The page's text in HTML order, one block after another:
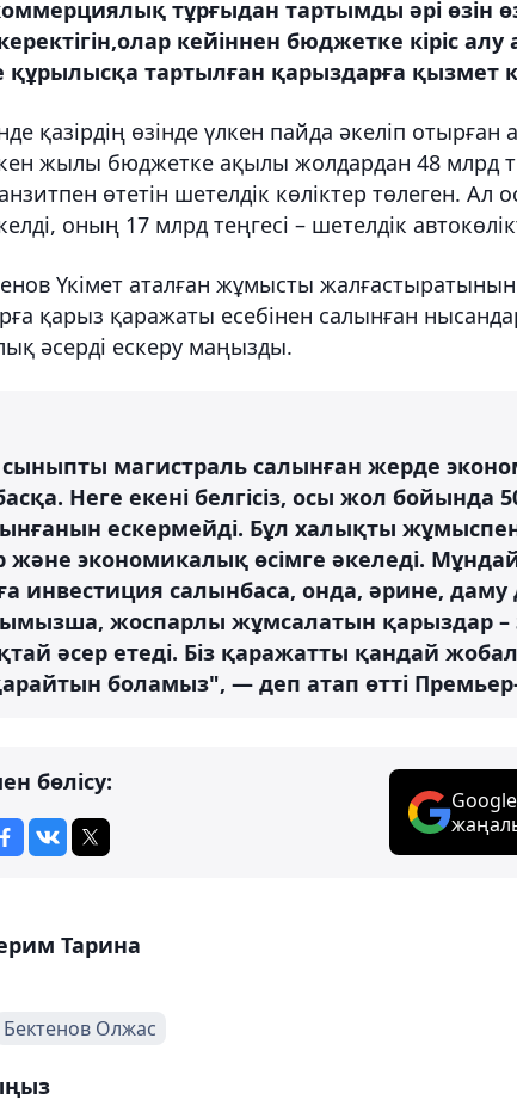
тұрғыдан тартымды әрі өзін
кейіннен бюджетке кіріс
құрылысқа тартылған қарыздарға қызмет
қазірдің өзінде үлкен пайда әкеліп
жылы бюджетке ақылы жолдардан 48 млрд
өтетін шетелдік көліктер төлеген.
оның 17 млрд теңгесі – шетелдік
Үкімет аталған жұмысты жалғастыратынын
қарыз қаражаты есебінен салынған
әсерді ескеру маңызды.
магистраль салынған жерде
Неге екені белгісіз, осы жол бойында
ескермейді. Бұл халықты
және экономикалық өсімге әкеледі.
инвестиция салынбаса, онда, әрине,
жоспарлы жұмсалатын қарыздар
әсер етеді. Біз қаражатты қандай
боламыз", — деп атап өтті
бөлісу:
Тарина
Бектенов Олжас